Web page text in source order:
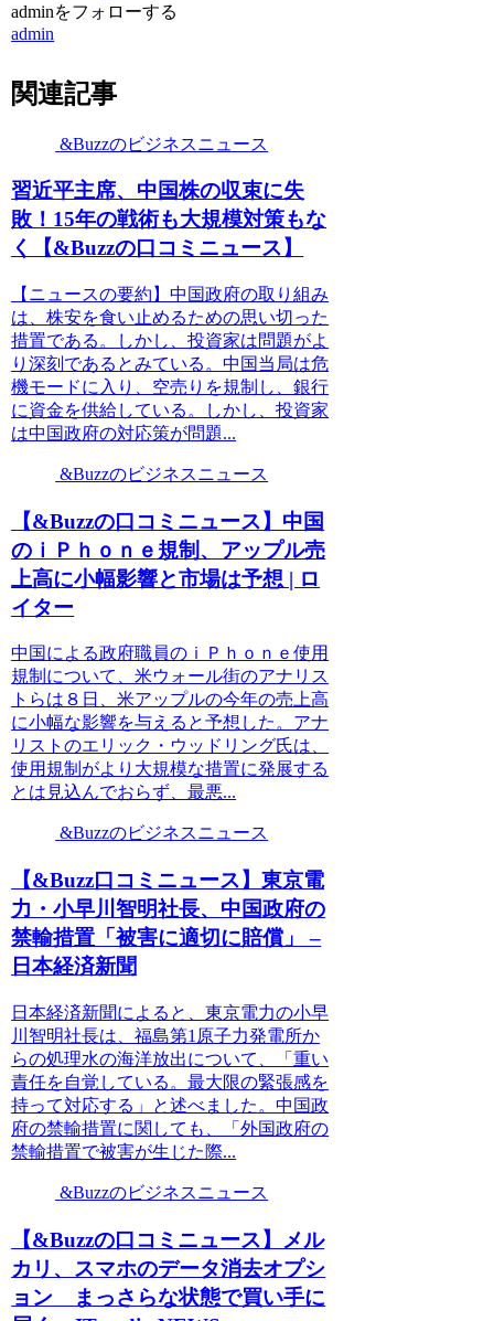
adminをフォローする
admin
関連記事
&Buzzのビジネスニュース
習近平主席、中国株の収束に失
敗！15年の戦術も大規模対策もな
く【&Buzzの口コミニュース】
【ニュースの要約】中国政府の取り組み
は、株安を食い止めるための思い切った
措置である。しかし、投資家は問題がよ
り深刻であるとみている。中国当局は危
機モードに入り、空売りを規制し、銀行
に資金を供給している。しかし、投資家
は中国政府の対応策が問題...
&Buzzのビジネスニュース
【&Buzzの口コミニュース】中国
のｉＰｈｏｎｅ規制、アップル売
上高に小幅影響と市場は予想 | ロ
イター
中国による政府職員のｉＰｈｏｎｅ使用
規制について、米ウォール街のアナリス
トらは８日、米アップルの今年の売上高
に小幅な影響を与えると予想した。アナ
リストのエリック・ウッドリング氏は、
使用規制がより大規模な措置に発展する
とは見込んでおらず、最悪...
&Buzzのビジネスニュース
【&Buzz口コミニュース】東京電
力・小早川智明社長、中国政府の
禁輸措置「被害に適切に賠償」 –
日本経済新聞
日本経済新聞によると、東京電力の小早
川智明社長は、福島第1原子力発電所か
らの処理水の海洋放出について、「重い
責任を自覚している。最大限の緊張感を
持って対応する」と述べました。中国政
府の禁輸措置に関しても、「外国政府の
禁輸措置で被害が生じた際...
&Buzzのビジネスニュース
【&Buzzの口コミニュース】メル
カリ、スマホのデータ消去オプシ
ョン まっさらな状態で買い手に